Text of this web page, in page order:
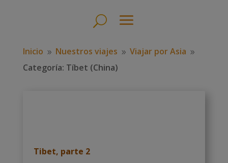
Inicio 9 Nuestros viajes 9 Viajar por Asia 9
Categoría: Tíbet (China)
Tibet, parte 2